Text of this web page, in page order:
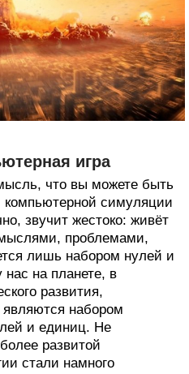
игра
что вы можете быть
компьютерной симуляции
звучит жестоко: живёт
проблемами,
лишь набором нулей и
на планете, в
развития,
набором
и единиц. Не
развитой
стали намного